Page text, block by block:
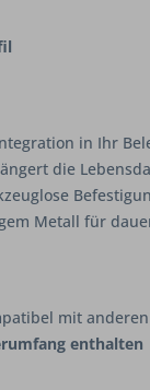
in Ihr
die
Metall für
mit
enthalten